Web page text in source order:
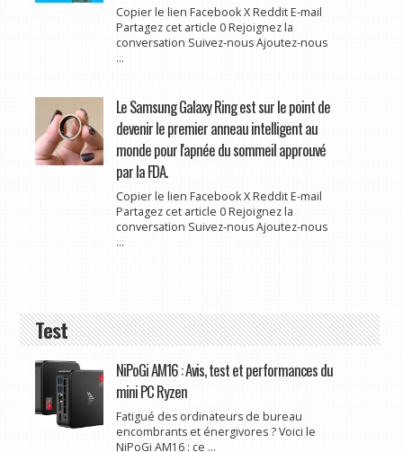
Copier le lien Facebook X Reddit E-mail
Partagez cet article 0 Rejoignez la
conversation Suivez-nous Ajoutez-nous
...
Le Samsung Galaxy Ring est sur le point de
devenir le premier anneau intelligent au
monde pour l'apnée du sommeil approuvé
par la FDA.
Copier le lien Facebook X Reddit E-mail
Partagez cet article 0 Rejoignez la
conversation Suivez-nous Ajoutez-nous
...
Test
NiPoGi AM16 : Avis, test et performances du
mini PC Ryzen
Fatigué des ordinateurs de bureau
encombrants et énergivores ? Voici le
NiPoGi AM16 : ce ...